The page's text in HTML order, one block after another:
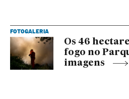
FOTOGALERIA
Os 46
fogo no
imagens